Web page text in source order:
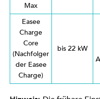
Max
Easee
Charge
Core
(Nachfolger
der Easee
Charge)
bis 22 kW